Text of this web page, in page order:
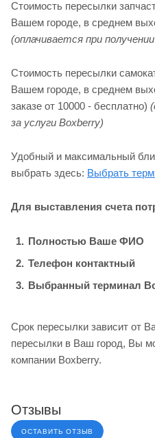
Стоимость пересылки
Вашем городе, в среднем
(оплачивается при
Стоимость пересылки
Вашем городе, в среднем
заказе от 10000 - бесплатно)
за услуги Boxberry)
Удобный и максимальный
выбрать здесь: Выбрать
Для выставления счета
Полностью Ваше ФИО
Телефон контактный
Выбранный терминал
Срок пересылки зависит от
пересылки в Ваш город, Вы
компании Boxberry.
Отзывы
ОСТАВИТЬ ОТЗЫВ